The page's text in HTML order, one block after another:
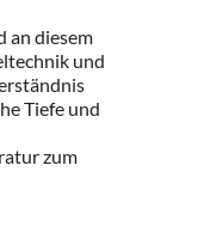
an diesem
und
Tiefe und
zum